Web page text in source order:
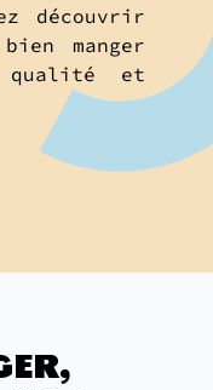
découvrir
manger
et